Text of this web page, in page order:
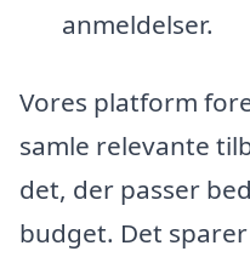
anmeldelser.
Vores platform
samle relevante
det, der passer
budget. Det